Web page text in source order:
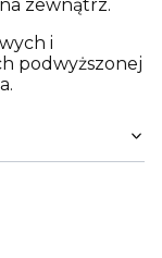
zewnątrz.
i
podwyższonej